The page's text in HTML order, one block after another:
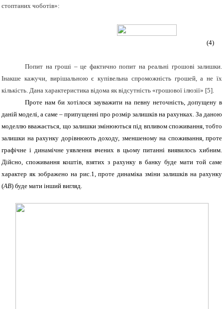
стоптаних чоботів»:
(4)
Попит на гроші – це фактично попит на реальні грошові залишки.
Інакше кажучи, вирішальною є купівельна спроможність грошей, а не їх
кількість. Дана характеристика відома як відсутність «грошової ілюзії» [5]
Проте нам би хотілося зауважити на певну неточність, допущену в
даній моделі, а саме – припущенні про розмір залишків на рахунках. За даною
моделлю вважається, що залишки змінюються під впливом споживання, тобто
залишки на рахунку дорівнюють доходу, зменшеному на споживання, проте
графічне і динамічне уявлення вчених в цьому питанні виявилось хибним.
Дійсно, споживання коштів, взятих з рахунку в банку буде мати той саме
характер як зображено на рис.1, проте динаміка зміни залишків на рахунку
(AB) буде мати інший вигляд.